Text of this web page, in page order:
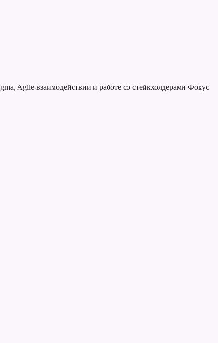
Agile-взаимодействии и работе со стейкхолдерами Фокус